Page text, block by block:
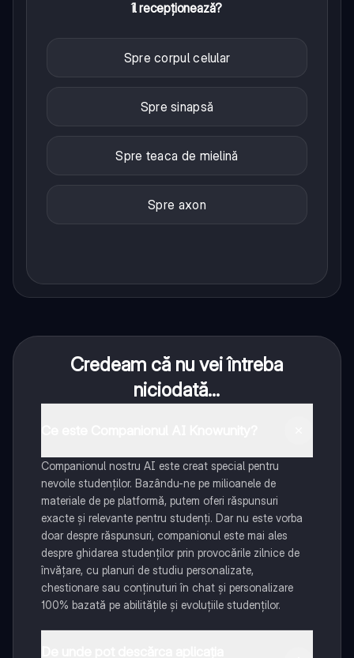
îl recepționează?
Spre corpul celular
Spre sinapsă
Spre teaca de mielină
Spre axon
Credeam că nu vei întreba
niciodată...
Companionul nostru AI este creat special pentru
nevoile studenților. Bazându-ne pe milioanele de
materiale de pe platformă, putem oferi răspunsuri
exacte și relevante pentru studenți. Dar nu este vorba
doar despre răspunsuri, companionul este mai ales
despre ghidarea studenților prin provocările zilnice de
învățare, cu planuri de studiu personalizate,
chestionare sau conținuturi în chat și personalizare
100% bazată pe abilitățile și evoluțiile studenților.